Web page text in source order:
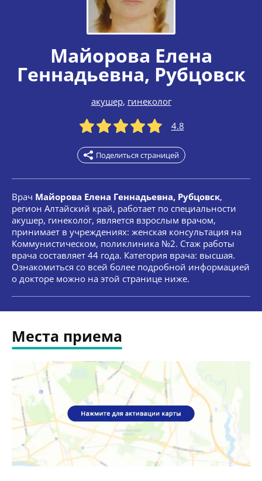
Майорова Елена
Геннадьевна, Рубцовск
акушер, гинеколог
4.8
Поделиться страницей
Врач Майорова Елена Геннадьевна, Рубцовск,
регион Алтайский край, работает по специальности
акушер, гинеколог, является взрослым врачом,
принимает в учреждениях: женская консультация на
Коммунистическом, поликлиника №2. Стаж работы
врача составляет 44 года. Категория врача: высшая.
Ознакомиться со всей более подробной информацией
о докторе можно на этой странице ниже.
Места приема